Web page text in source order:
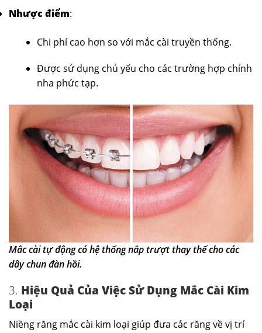
Nhược điểm:
Chi phí cao hơn so với mắc cài truyền thống.
Được sử dụng chủ yếu cho các trường hợp chỉnh
nha phức tạp.
Mắc cài tự động có hệ thống nắp trượt thay thế cho các
dây chun đàn hồi.
3. Hiệu Quả Của Việc Sử Dụng Mắc Cài Kim
Loại
Niềng răng mắc cài kim loại giúp đưa các răng về vị trí